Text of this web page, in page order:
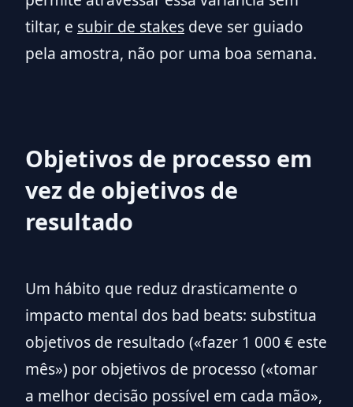
tiltar, e subir de stakes deve ser guiado
pela amostra, não por uma boa semana.
Objetivos de processo em
vez de objetivos de
resultado
Um hábito que reduz drasticamente o
impacto mental dos bad beats: substitua
objetivos de resultado («fazer 1 000 € este
mês») por objetivos de processo («tomar
a melhor decisão possível em cada mão»,